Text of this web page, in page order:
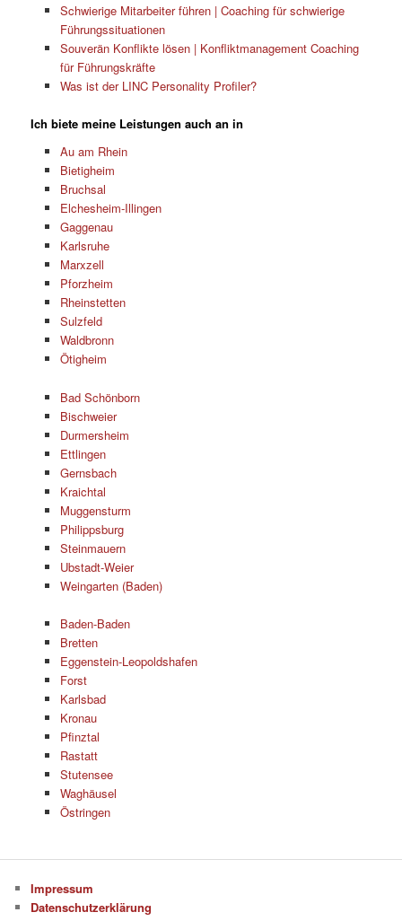
Schwierige Mitarbeiter führen | Coaching für schwierige
Führungssituationen
Souverän Konflikte lösen | Konfliktmanagement Coaching
für Führungskräfte
Was ist der LINC Personality Profiler?
Ich biete meine Leistungen auch an in
Au am Rhein
Bietigheim
Bruchsal
Elchesheim-Illingen
Gaggenau
Karlsruhe
Marxzell
Pforzheim
Rheinstetten
Sulzfeld
Waldbronn
Ötigheim
Bad Schönborn
Bischweier
Durmersheim
Ettlingen
Gernsbach
Kraichtal
Muggensturm
Philippsburg
Steinmauern
Ubstadt-Weier
Weingarten (Baden)
Baden-Baden
Bretten
Eggenstein-Leopoldshafen
Forst
Karlsbad
Kronau
Pfinztal
Rastatt
Stutensee
Waghäusel
Östringen
Impressum
Datenschutzerklärung